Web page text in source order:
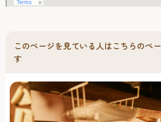
このページを見ている人はこちらのペ
す